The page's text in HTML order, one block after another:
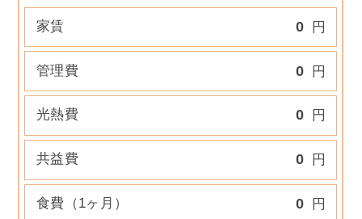
家賃 0 円
管理費 0 円
光熱費 0 円
共益費 0 円
食費（1ヶ月） 0 円